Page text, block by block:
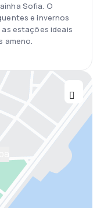
Sofia. O
e invernos
estações ideais
ameno.